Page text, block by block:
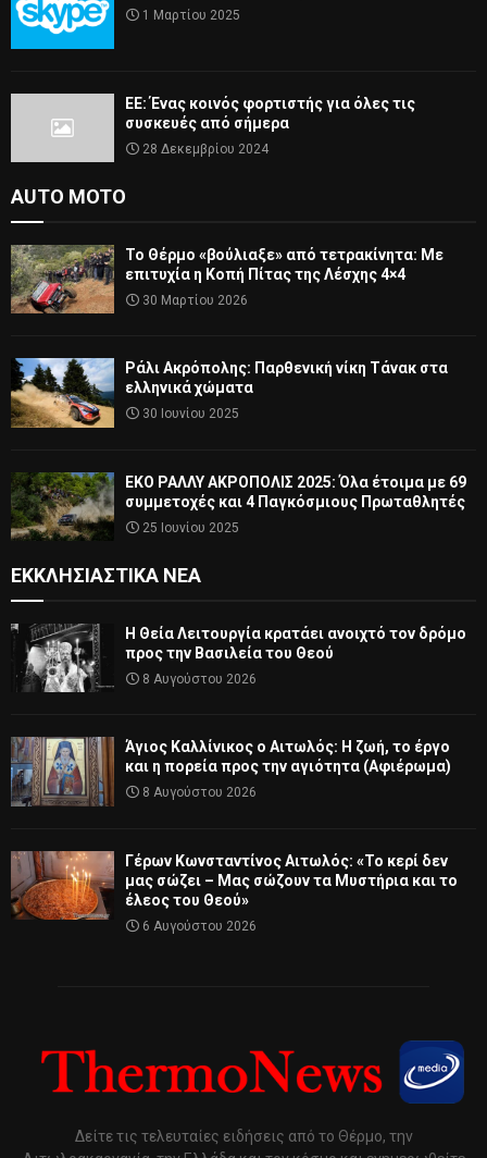
1 Μαρτίου 2025
ΕΕ: Ένας κοινός φορτιστής για όλες τις
συσκευές από σήμερα
28 Δεκεμβρίου 2024
AUTO MOTO
Το Θέρμο «βούλιαξε» από τετρακίνητα: Με
επιτυχία η Κοπή Πίτας της Λέσχης 4×4
30 Μαρτίου 2026
Ράλι Ακρόπολης: Παρθενική νίκη Τάνακ στα
ελληνικά χώματα
30 Ιουνίου 2025
ΕΚΟ ΡΑΛΛΥ ΑΚΡΟΠΟΛΙΣ 2025: Όλα έτοιμα με 69
συμμετοχές και 4 Παγκόσμιους Πρωταθλητές
25 Ιουνίου 2025
ΕΚΚΛΗΣΙΑΣΤΙΚΆ ΝΈΑ
Η Θεία Λειτουργία κρατάει ανοιχτό τον δρόμο
προς την Βασιλεία του Θεού
8 Αυγούστου 2026
Άγιος Καλλίνικος ο Αιτωλός: Η ζωή, το έργο
και η πορεία προς την αγιότητα (Αφιέρωμα)
8 Αυγούστου 2026
Γέρων Κωνσταντίνος Αιτωλός: «Το κερί δεν
μας σώζει – Μας σώζουν τα Μυστήρια και το
έλεος του Θεού»
6 Αυγούστου 2026
Δείτε τις τελευταίες ειδήσεις από το Θέρμο, την